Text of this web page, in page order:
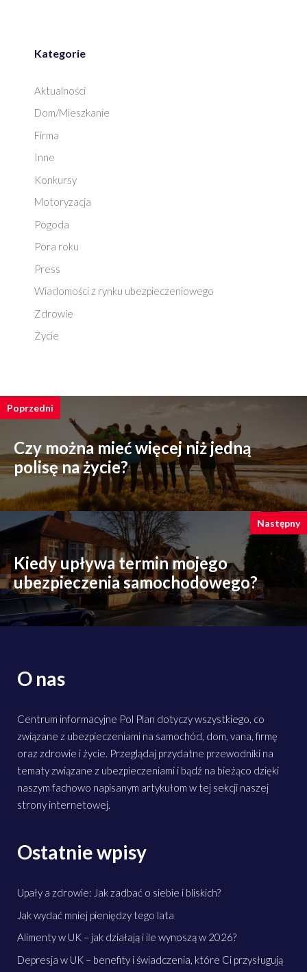
Kategorie
Aktualności
Dom/Mieszkanie
Firma
Inne
Konkursy
Motoryzacja
Pogoda
Pora roku
Press
Wiadomości z rynku ubezpieczeniowego
Zdrowie
Życie
Poprzedni
Czy można mieć więcej niż jedną
polisę na życie?
Następny
Kiedy upływa termin mojego
ubezpieczenia samochodowego?
O nas
Centrum informacyjne Pol Plan dotyczy wszystkiego, co
związane z ubezpieczeniami na samochód, dom, vana, firmę
oraz zdrowie i życie. Przeglądaj przydatne przewodniki na
tematy związane z ubezpieczeniami i bądź na bieżąco dzięki
naszym fachowo napisanym artykułom w tej sekcji naszej
strony internetowej.
Ostatnie wpisy
Upały a zdrowie: Jak zadbać o siebie i bliskich?
Jak wydać mniej pieniędzy tego lata
Alimenty w UK – jak działają i ile wynoszą w 2026?
Depresja w UK – benefity i świadczenia, które Ci przysługują